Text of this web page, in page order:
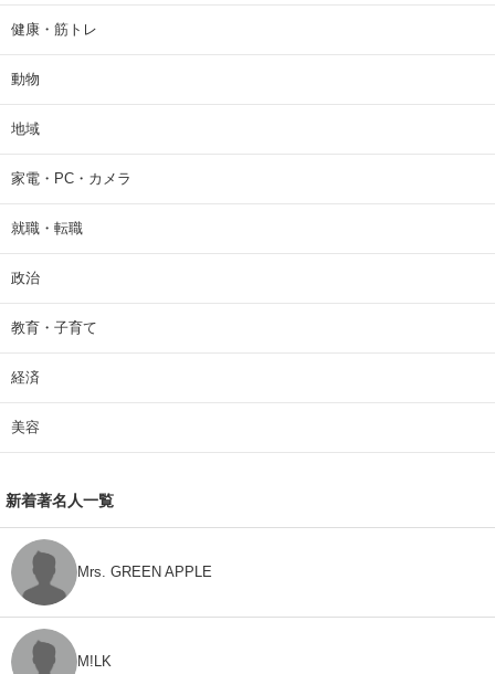
健康・筋トレ
動物
地域
家電・PC・カメラ
就職・転職
政治
教育・子育て
経済
美容
新着著名人一覧
Mrs. GREEN APPLE
M!LK